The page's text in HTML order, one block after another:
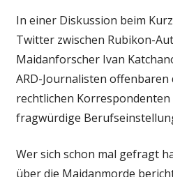
In einer Diskussion beim
Twitter zwischen Rubikon-
Maidanforscher Ivan
ARD-Journalisten
rechtlichen
fragwürdige
Wer sich schon mal gefragt
über die Maidanmorde